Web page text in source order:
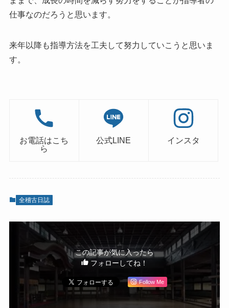
仕事なのだろうと思います。
来年以降も指導方法を工夫して努力していこうと思いま
す。
お電話はこち
ら
公式LINE インスタ
全稽古日誌
この記事が気に入ったら
フォローしてね！
Follow Me